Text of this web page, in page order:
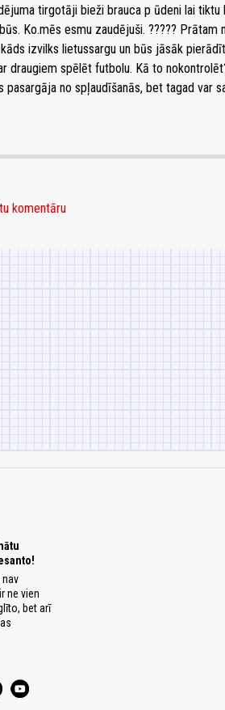
tirgotāji bieži brauca p ūdeni lai
Ko.mēs esmu zaudējuši. ?????
izvilks lietussargu un būs jāsāk
draugiem spēlēt futbolu. Kā to
pasargāja no spļaudīšanās, bet tagad var
komentāru
nav
ne vien
bet arī